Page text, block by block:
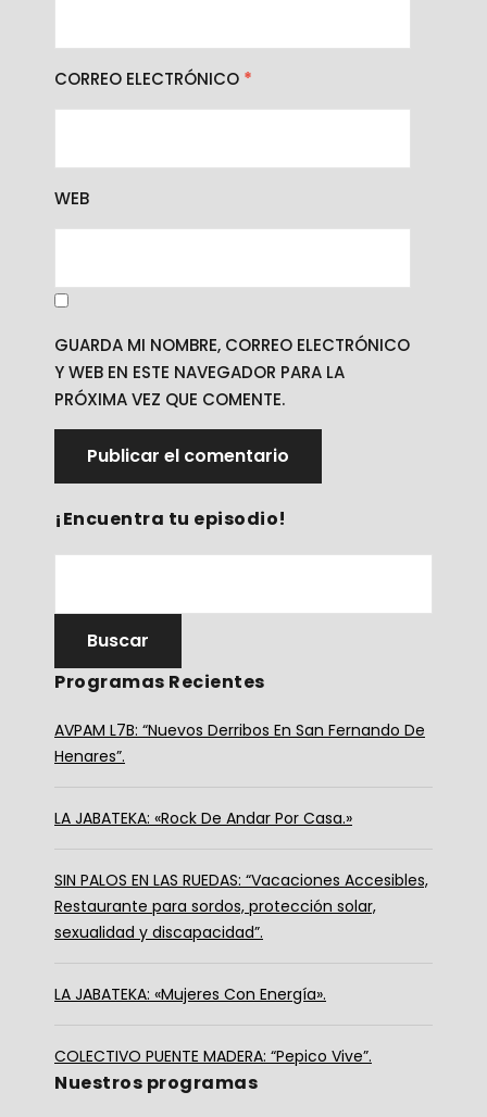
CORREO ELECTRÓNICO *
WEB
GUARDA MI NOMBRE, CORREO ELECTRÓNICO
Y WEB EN ESTE NAVEGADOR PARA LA
PRÓXIMA VEZ QUE COMENTE.
¡Encuentra tu episodio!
Programas Recientes
AVPAM L7B: “Nuevos Derribos En San Fernando De
Henares”.
LA JABATEKA: «Rock De Andar Por Casa.»
SIN PALOS EN LAS RUEDAS: “Vacaciones Accesibles,
Restaurante para sordos, protección solar,
sexualidad y discapacidad”.
LA JABATEKA: «Mujeres Con Energía».
COLECTIVO PUENTE MADERA: “Pepico Vive”.
Nuestros programas